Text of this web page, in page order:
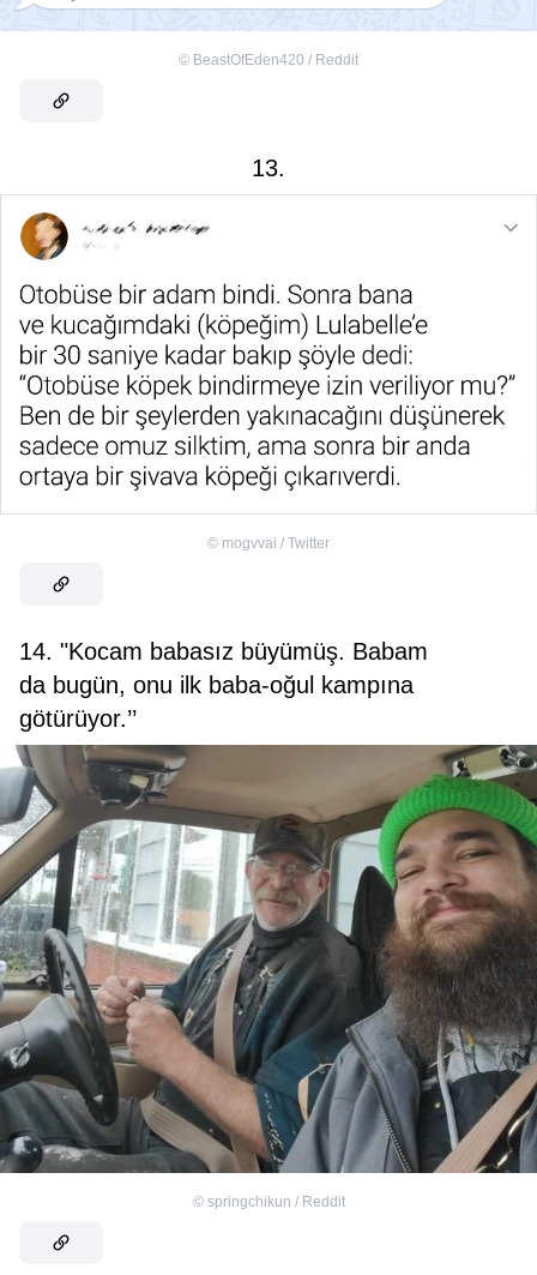
© BeastOfEden420 / Reddit
13.
© mogvvai / Twitter
14. "Kocam babasız büyümüş. Babam
da bugün, onu ilk baba-oğul kampına
götürüyor.’’
© springchikun / Reddit